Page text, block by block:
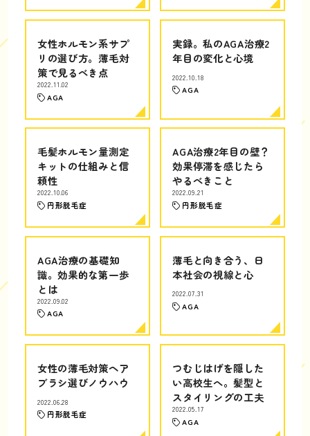
女性ホルモン系サプ
リの選び方。薄毛対
策で見るべき点
2022.11.02
AGA
実録。私のAGA治療2
年目の変化と心境
2022.10.18
AGA
毛髪ホルモン量測定
キットの仕組みと信
頼性
2022.10.06
円形脱毛症
AGA治療2年目の壁？
効果停滞を感じたら
やるべきこと
2022.09.21
円形脱毛症
AGA治療の基礎知
識。効果的な第一歩
とは
2022.09.02
AGA
薄毛と向き合う、日
本社会の視線と心
2022.07.31
AGA
女性の薄毛対策ヘア
ブラシ選びノウハウ
2022.06.28
円形脱毛症
つむじはげを隠した
い高校生へ。髪型と
スタイリングの工夫
2022.05.17
AGA